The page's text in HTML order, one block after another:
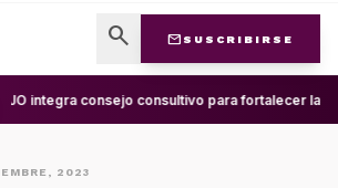
search mail SUSCRIBIRSE
integra consejo consultivo para fortalecer la
2023